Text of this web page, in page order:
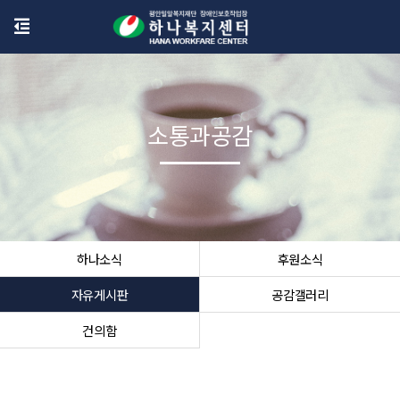
하나소식
후원소식
자유게시판
공감갤러리
건의함
소통과공감